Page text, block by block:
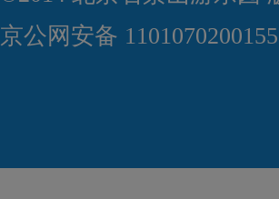
京公网安备